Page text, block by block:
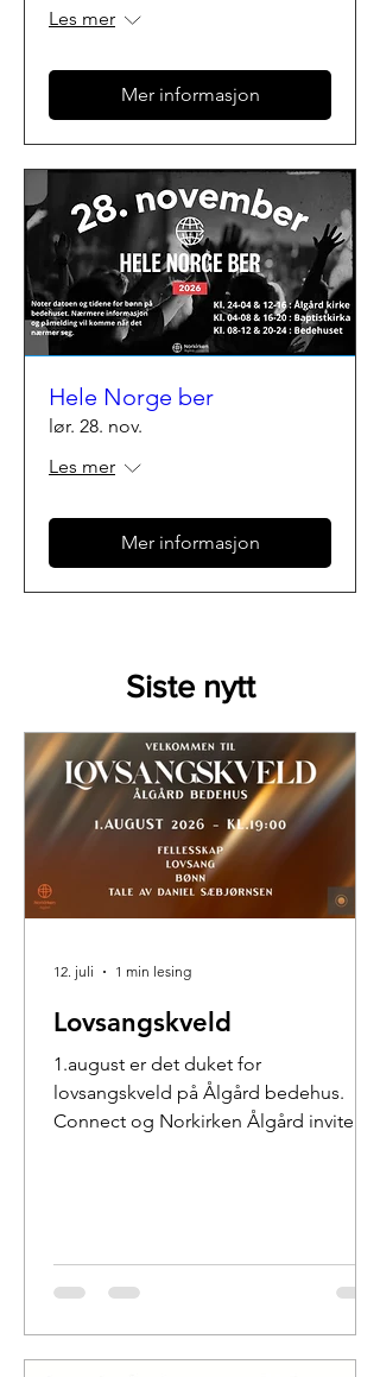
Les mer
Mer informasjon
Hele Norge ber
lør. 28. nov.
Les mer
Mer informasjon
Siste nytt
Lovsangskveld
1.august er det duket for
lovsangskveld på Ålgård bedehus.
Connect og Norkirken Ålgård inviterer
oss og lovsangsteamet består som
tidligere år av nye og eldre venner av
12. juli 1 min lesing